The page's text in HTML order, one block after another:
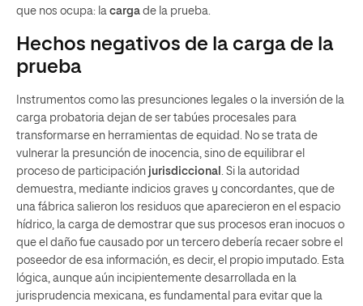
que nos ocupa: la carga de la prueba.
Hechos negativos de la carga de la
prueba
Instrumentos como las presunciones legales o la inversión de la
carga probatoria dejan de ser tabúes procesales para
transformarse en herramientas de equidad. No se trata de
vulnerar la presunción de inocencia, sino de equilibrar el
proceso de participación jurisdiccional
. Si la autoridad
demuestra, mediante indicios graves y concordantes, que de
una fábrica salieron los residuos que aparecieron en el espacio
hídrico, la carga de demostrar que sus procesos eran inocuos o
que el daño fue causado por un tercero debería recaer sobre el
poseedor de esa información, es decir, el propio imputado. Esta
lógica, aunque aún incipientemente desarrollada en la
jurisprudencia mexicana, es fundamental para evitar que la